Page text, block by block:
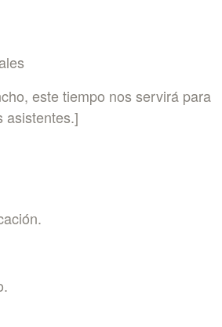
este tiempo nos servirá para
asistentes.]